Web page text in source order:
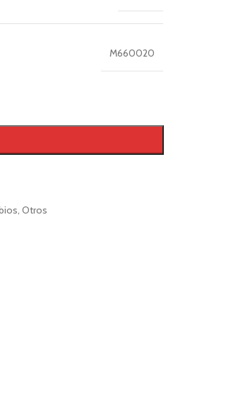
M660020
, Otros